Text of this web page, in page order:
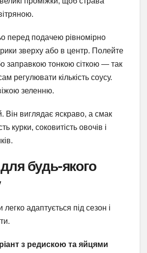
перед подачею рівномірно
зверху або в центр. Полейте
заправкою тонкою сіткою — так
регулювати кількість соусу.
зеленню.
Він виглядає яскраво, а смак
курки, соковитість овочів і
для будь-якого
адаптується під сезон і
з редискою та яйцями